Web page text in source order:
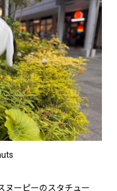
ヌーピーのスタチュー